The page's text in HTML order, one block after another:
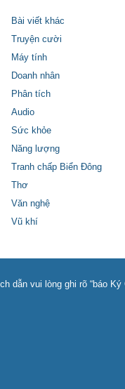
Bài viết khác
Truyện cười
Máy tính
Doanh nhân
Phân tích
Audio
Sức khỏe
Năng lượng
Tranh chấp Biển Đông
Thơ
Văn nghệ
Vũ khí
vui lòng ghi rõ “báo Ký